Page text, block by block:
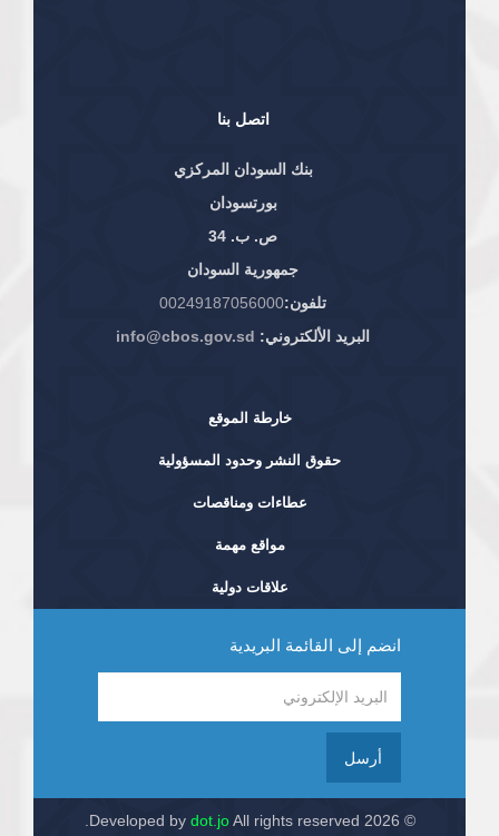
اتصل بنا
بنك السودان المركزي
بورتسودان
ص. ب. 34
جمهورية السودان
تلفون:00249187056000
البريد الألكتروني: info@cbos.gov.sd
خارطة الموقع
حقوق النشر وحدود المسؤولية
عطاءات ومناقصات
مواقع مهمة
علاقات دولية
انضم إلى القائمة البريدية
أرسل
© 2026 Developed by
dot.joAll rights reserved.